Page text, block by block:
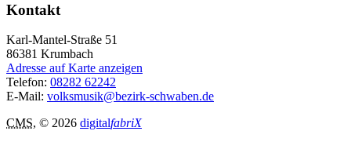
Kontakt
Karl-Mantel-Straße 51
86381 Krumbach
Adresse auf Karte anzeigen
Telefon: 08282 62242
E-Mail: volksmusik@bezirk-schwaben.de
CMS, © 2026 digitalfabriX